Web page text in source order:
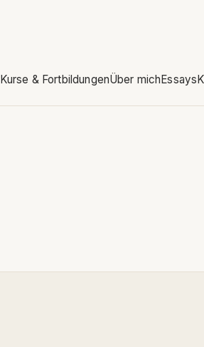
Kurse & FortbildungenÜber mich Essays